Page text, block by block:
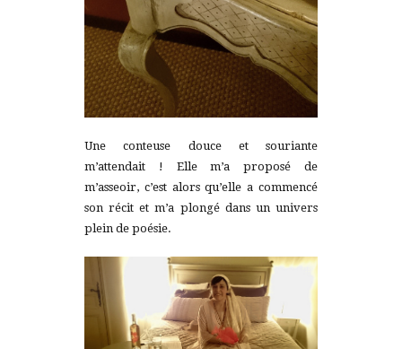
Une conteuse douce et souriante
m’attendait ! Elle m’a proposé de
m’asseoir, c’est alors qu’elle a commencé
son récit et m’a plongé dans un univers
plein de poésie.